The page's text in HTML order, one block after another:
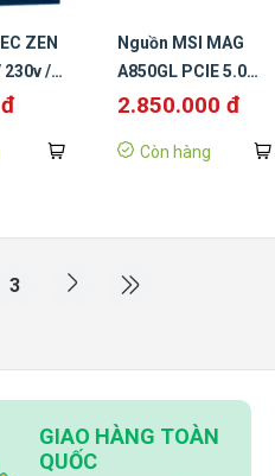
ZEN
230v /
Nguồn MSI MAG
A850GL PCIE 5.0
(850W, 80 Plus
2.850.000 đ
Còn hàng
3
GIAO HÀNG TOÀN
QUỐC